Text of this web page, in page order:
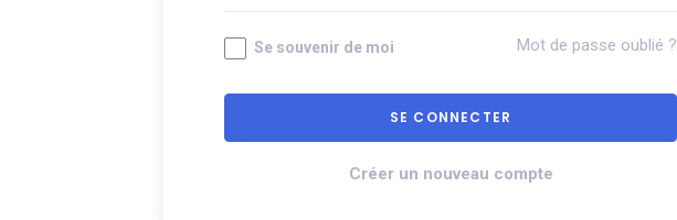
Se souvenir de moi Mot de passe oublié ?
Créer un nouveau compte